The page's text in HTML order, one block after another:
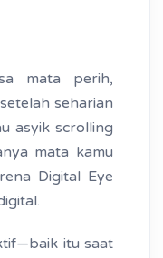
mata perih,
seharian
asyik scrolling
mata kamu
Digital Eye
itu saat